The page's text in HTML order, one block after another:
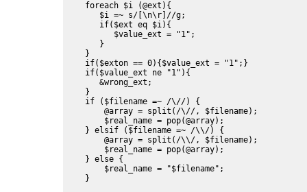
foreach $i (@ext){
$i =~ s/[\n\r]//g;
if($ext eq $i){
$value_ext = "1";
}
}
if($exton == 0){$value_ext = "1";}
if($value_ext ne "1"){
&wrong_ext;
}
if ($filename =~ /\//) {
@array = split(/\//, $filename);
$real_name = pop(@array);
} elsif ($filename =~ /\\/) {
@array = split(/\\/, $filename);
$real_name = pop(@array);
} else {
$real_name = "$filename";